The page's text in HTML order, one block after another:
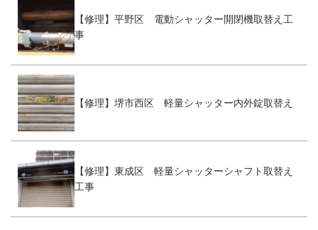
【修理】平野区 電動シャッター開閉機取替え工
事
【修理】堺市西区 軽量シャッター内外錠取替え
【修理】東成区 軽量シャッターシャフト取替え
工事